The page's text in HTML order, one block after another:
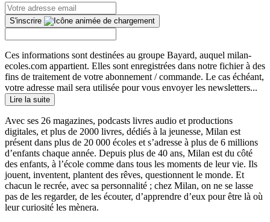
S'inscrire
Ces informations sont destinées au groupe Bayard, auquel milan-
ecoles.com appartient. Elles sont enregistrées dans notre fichier à des
fins de traitement de votre abonnement / commande. Le cas échéant,
votre adresse mail sera utilisée pour vous envoyer les newsletters...
Lire la suite
Avec ses 26 magazines, podcasts livres audio et productions
digitales, et plus de 2000 livres, dédiés à la jeunesse, Milan est
présent dans plus de 20 000 écoles et s’adresse à plus de 6 millions
d’enfants chaque année. Depuis plus de 40 ans, Milan est du côté
des enfants, à l’école comme dans tous les moments de leur vie. Ils
jouent, inventent, plantent des rêves, questionnent le monde. Et
chacun le recrée, avec sa personnalité ; chez Milan, on ne se lasse
pas de les regarder, de les écouter, d’apprendre d’eux pour être là où
leur curiosité les mènera.